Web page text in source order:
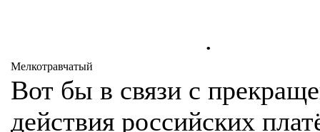
.
Мелкотравчатый
Вот бы в связи с
действия российских